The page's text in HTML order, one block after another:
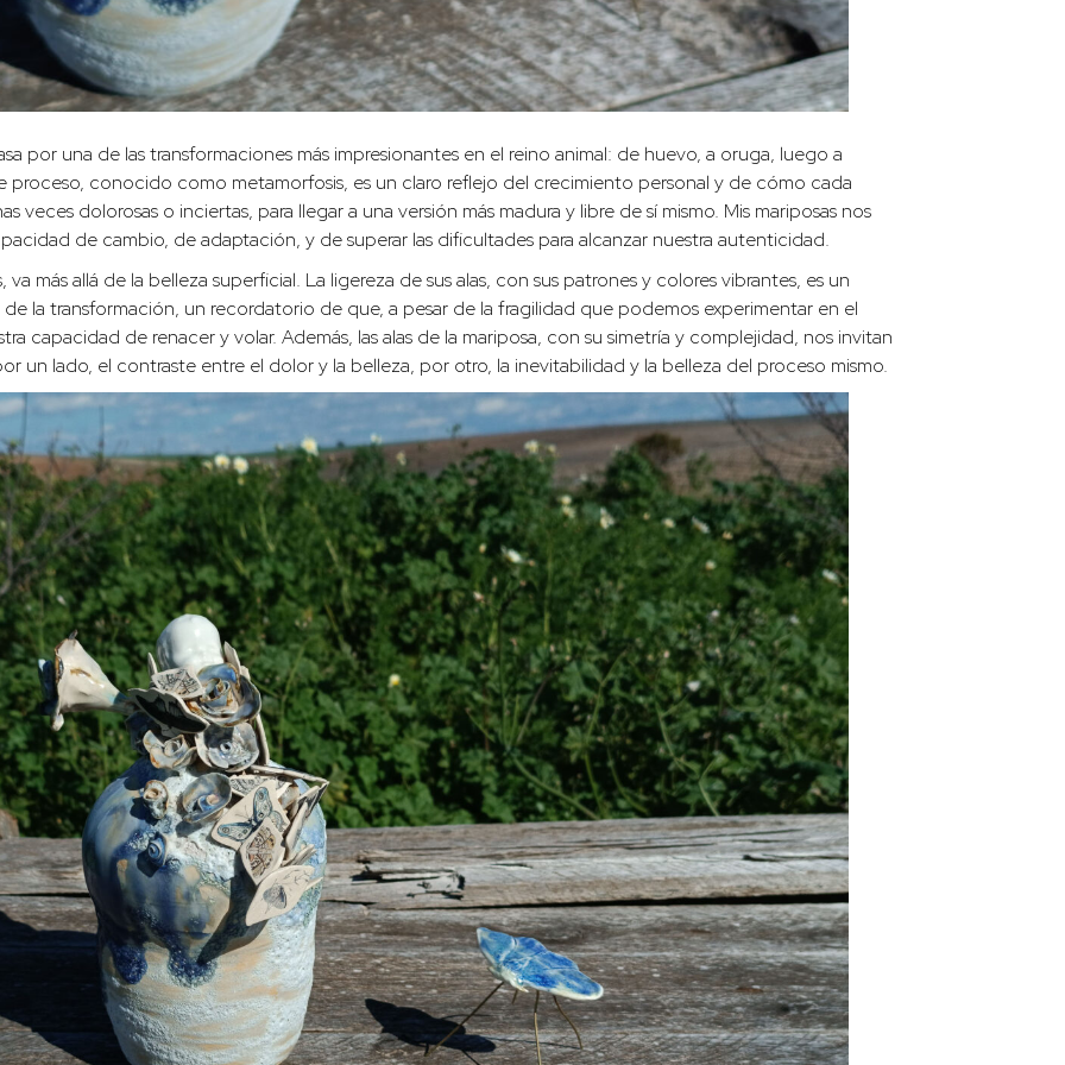
por una de las transformaciones más impresionantes en el reino animal: de huevo, a oruga, luego a
proceso, conocido como metamorfosis, es un claro reflejo del crecimiento personal y de cómo cada
veces dolorosas o inciertas, para llegar a una versión más madura y libre de sí mismo. Mis mariposas nos
de cambio, de adaptación, y de superar las dificultades para alcanzar nuestra autenticidad.
más allá de la belleza superficial. La ligereza de sus alas, con sus patrones y colores vibrantes, es un
la transformación, un recordatorio de que, a pesar de la fragilidad que podemos experimentar en el
capacidad de renacer y volar. Además, las alas de la mariposa, con su simetría y complejidad, nos invitan
un lado, el contraste entre el dolor y la belleza, por otro, la inevitabilidad y la belleza del proceso mismo.